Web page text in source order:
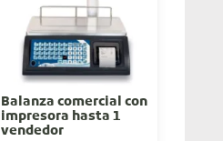
Balanza comercial con
impresora hasta 1
vendedor